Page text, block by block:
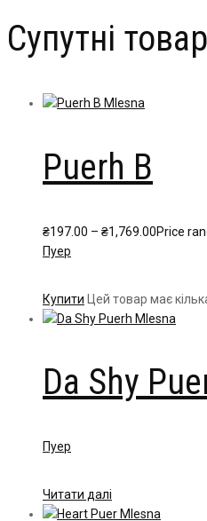
Супутні
Puerh B
₴197.00 – ₴1,769.00Price
Пуер
Купити Цей товар має
Da Shy
Пуер
Читати далі